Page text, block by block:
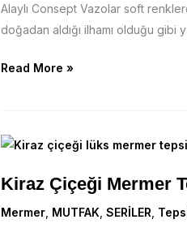
Alaylı Consept Vazolar soft
doğadan aldığı ilhamı olduğu gibi
Read More »
Kiraz Çiçeği Mermer
Mermer MUTFAK SERİLER
Kiraz
Mermer
Tepsi